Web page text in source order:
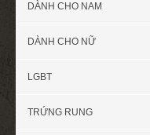
DÀNH CHO NAM
DÀNH CHO NỮ
LGBT
TRỨNG RUNG